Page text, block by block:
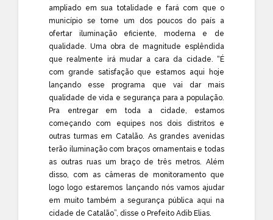
ampliado em sua totalidade e fará com que o
município se torne um dos poucos do país a
ofertar iluminação eficiente, moderna e de
qualidade. Uma obra de magnitude esplêndida
que realmente irá mudar a cara da cidade. “É
com grande satisfação que estamos aqui hoje
lançando esse programa que vai dar mais
qualidade de vida e segurança para a população.
Pra entregar em toda a cidade, estamos
começando com equipes nos dois distritos e
outras turmas em Catalão. As grandes avenidas
terão iluminação com braços ornamentais e todas
as outras ruas um braço de três metros. Além
disso, com as câmeras de monitoramento que
logo logo estaremos lançando nós vamos ajudar
em muito também a segurança pública aqui na
cidade de Catalão”, disse o Prefeito Adib Elias.